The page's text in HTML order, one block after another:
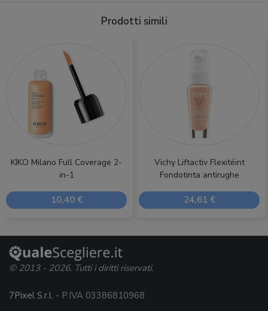
Prodotti simili
KIKO Milano Full Coverage 2-
in-1
10,40 €
Vichy Liftactiv Flexitéint
Fondotinta antirughe
24,61 €
© 2013 - 2026. Tutti i diritti riservati.
7Pixel S.r.l. - P.IVA 03386810968